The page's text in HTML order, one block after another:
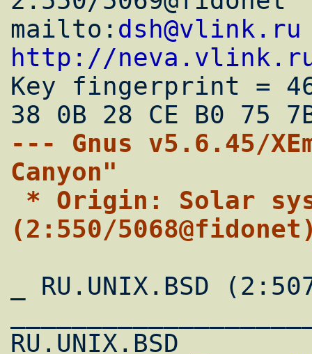
mailto: dsh@vlink.ru
http://
Key fingerprint = 46
--- Gnus v5.6.45/
Canyon"
(2:550/
_ RU.UNIX.BSD